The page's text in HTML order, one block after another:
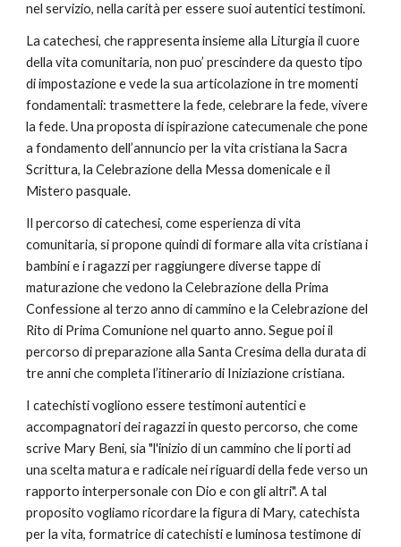
nel servizio, nella carità per essere suoi autentici testimoni.
La catechesi, che rappresenta insieme alla Liturgia il cuore
della vita comunitaria, non puo’ prescindere da questo tipo
di impostazione e vede la sua articolazione in tre momenti
fondamentali: trasmettere la fede, celebrare la fede, vivere
la fede. Una proposta di ispirazione catecumenale che pone
a fondamento dell’annuncio per la vita cristiana la Sacra
Scrittura, la Celebrazione della Messa domenicale e il
Mistero pasquale.
Il percorso di catechesi, come esperienza di vita
comunitaria, si propone quindi di formare alla vita cristiana i
bambini e i ragazzi per raggiungere diverse tappe di
maturazione che vedono la Celebrazione della Prima
Confessione al terzo anno di cammino e la Celebrazione del
Rito di Prima Comunione nel quarto anno. Segue poi il
percorso di preparazione alla Santa Cresima della durata di
tre anni che completa l’itinerario di Iniziazione cristiana.
I catechisti vogliono essere testimoni autentici e
accompagnatori dei ragazzi in questo percorso, che come
scrive Mary Beni, sia "l'inizio di un cammino che li porti ad
una scelta matura e radicale nei riguardi della fede verso un
rapporto interpersonale con Dio e con gli altri". A tal
proposito vogliamo ricordare la figura di Mary, catechista
per la vita, formatrice di catechisti e luminosa testimone di